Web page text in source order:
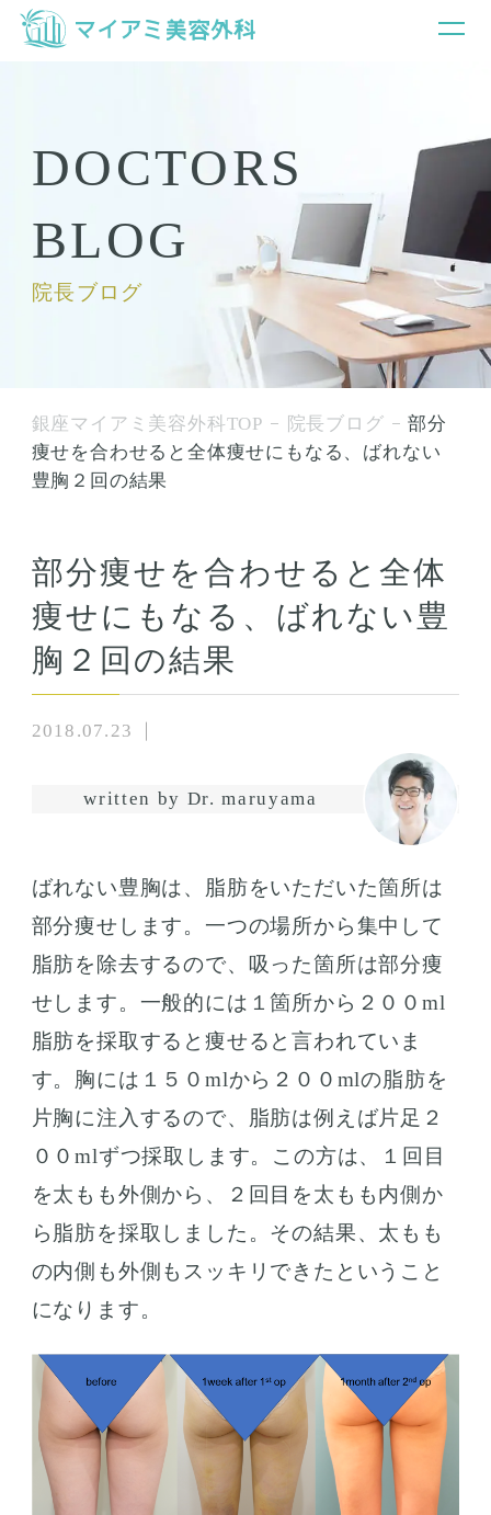
DOCTORS
BLOG
院長ブログ
銀座マイアミ美容外科TOP 院長ブログ
部分
痩せを合わせると全体痩せにもなる、ばれない
豊胸２回の結果
部分痩せを合わせると全体
痩せにもなる、ばれない豊
胸２回の結果
2018.07.23
written by Dr. maruyama
ばれない豊胸は、脂肪をいただいた箇所は
部分痩せします。一つの場所から集中して
脂肪を除去するので、吸った箇所は部分痩
せします。一般的には１箇所から２００ml
脂肪を採取すると痩せると言われていま
す。胸には１５０mlから２００mlの脂肪を
片胸に注入するので、脂肪は例えば片足２
００mlずつ採取します。この方は、１回目
を太もも外側から、２回目を太もも内側か
ら脂肪を採取しました。その結果、太もも
の内側も外側もスッキリできたということ
になります。